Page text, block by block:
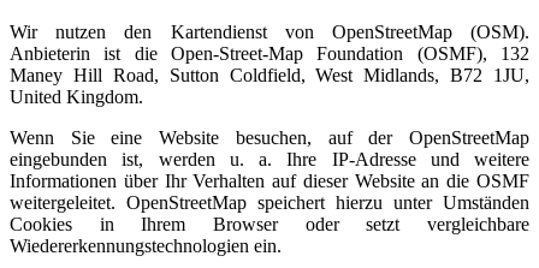
Wir nutzen den Kartendienst von OpenStreetMap (OSM).
Anbieterin ist die Open-Street-Map Foundation (OSMF), 132
Maney Hill Road, Sutton Coldfield, West Midlands, B72 1JU,
United Kingdom.
Wenn Sie eine Website besuchen, auf der OpenStreetMap
eingebunden ist, werden u. a. Ihre IP-Adresse und weitere
Informationen über Ihr Verhalten auf dieser Website an die OSMF
weitergeleitet. OpenStreetMap speichert hierzu unter Umständen
Cookies in Ihrem Browser oder setzt vergleichbare
Wiedererkennungstechnologien ein.